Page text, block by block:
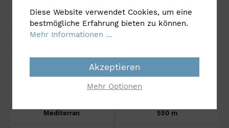
französischen Eichenfass (225 l
Barrique)
Mediterran 550 m
Diese Website verwendet Cookies, um eine
bestmögliche Erfahrung bieten zu können.
Mehr Informationen ...
Akzeptieren
Mehr Optionen